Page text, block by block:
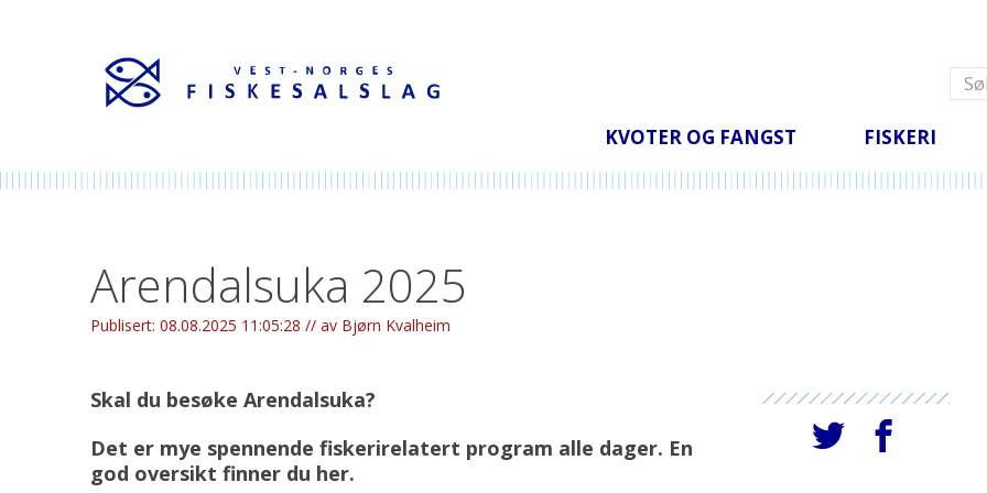
KVOTER OG FANGST
2025 (rund vekt)
FISKERI
Tang og tare
Andre fiskeslag
Alle meldinger
Arendalsuka 2025
Publisert: 08.08.2025 11:05:28 // av Bjørn Kvalheim
Skal du besøke Arendalsuka?
Det er mye spennende fiskerirelatert program alle dager. En
god oversikt finner du her.